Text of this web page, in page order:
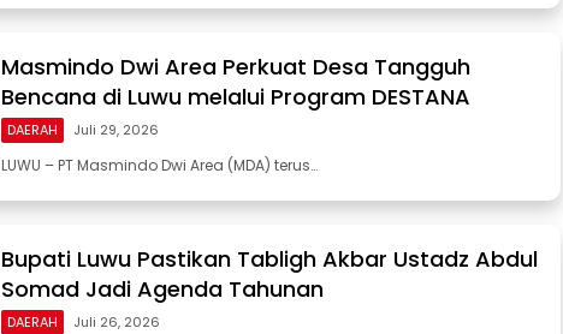
Masmindo Dwi Area Perkuat Desa Tangguh
Bencana di Luwu melalui Program DESTANA
DAERAH Juli 29, 2026
LUWU – PT Masmindo Dwi Area (MDA) terus…
Bupati Luwu Pastikan Tabligh Akbar Ustadz Abdul
Somad Jadi Agenda Tahunan
DAERAH Juli 26, 2026